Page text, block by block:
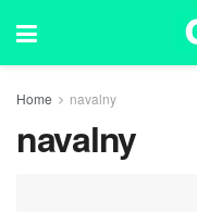
Home navalny
navalny